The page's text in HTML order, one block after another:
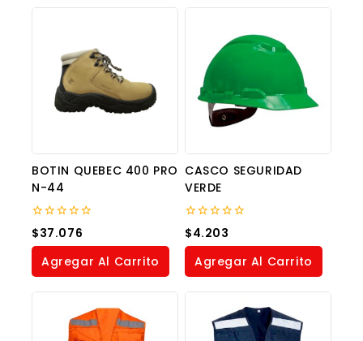
BOTIN QUEBEC 400 PRO
N-44
0
out
of
$37.076
Agregar Al Carrito
CASCO SEGURIDAD
VERDE
0
out
of
$4.203
Agregar Al Carrito